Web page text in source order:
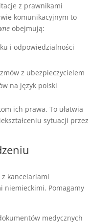
z prawnikami
komunikacyjnym to
obejmują:
i odpowiedzialności
z ubezpieczycielem
na język polski
ich prawa. To ułatwia
sytuacji przez
z kancelariami
niemieckimi. Pomagamy
medycznych